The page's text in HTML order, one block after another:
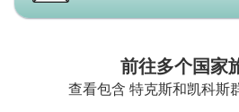
前往多个国家
查看包含 特克斯和凯科斯